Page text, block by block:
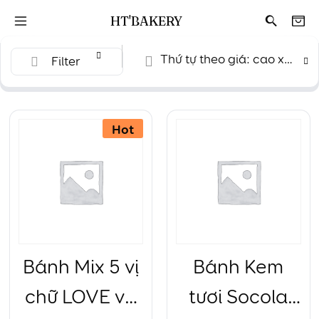
Filter Thứ tự theo giá: cao xuống thấp
Hot
Bánh Mix 5 vị
chữ LOVE và
Bánh Kem
tươi Socola
HT'BAKERY